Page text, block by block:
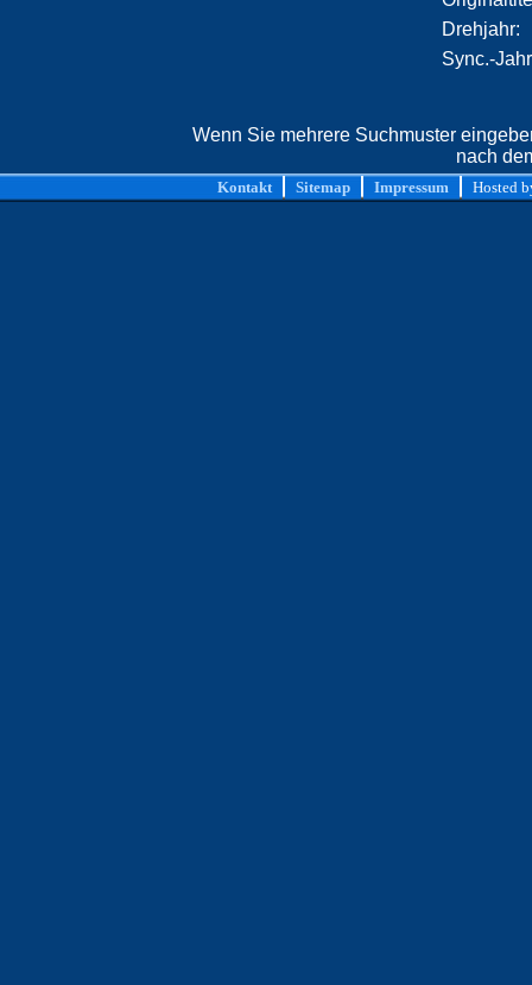
Drehjahr:
Sync.-
Wenn Sie mehrere Suchmuster
nach
Kontakt Sitemap Impressum Hosted